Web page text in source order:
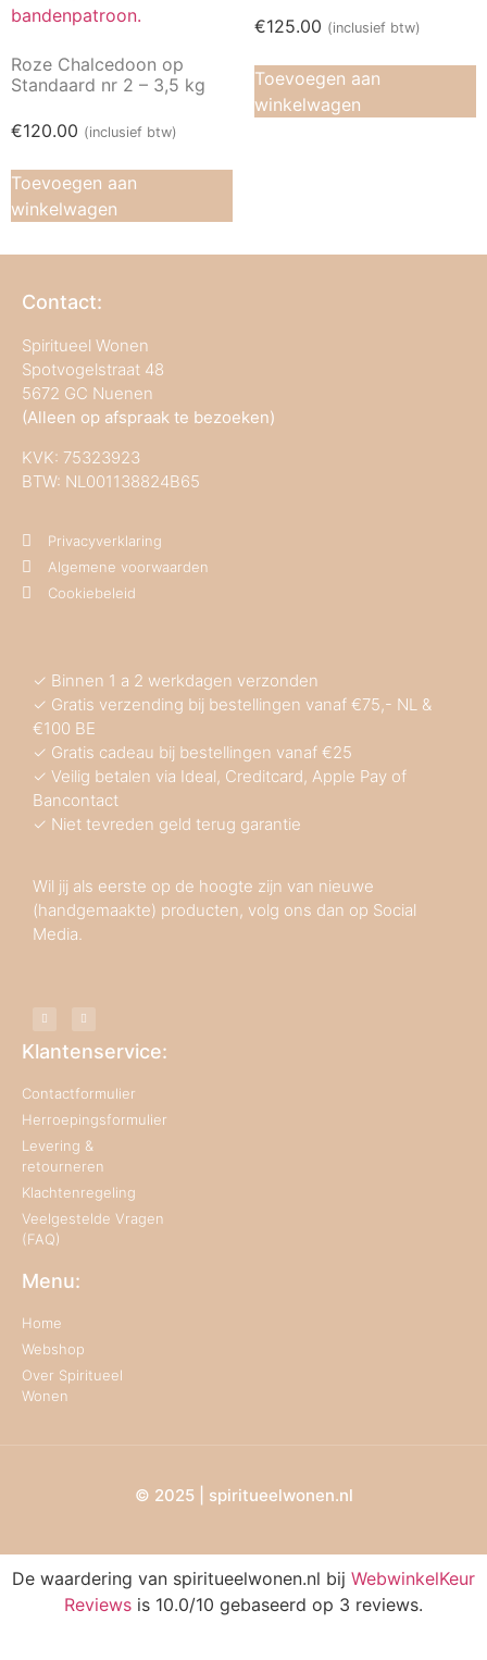
Roze Chalcedoon op
Standaard nr 2 – 3,5 kg
€120.00 (inclusief btw)
Toevoegen aan
winkelwagen
€125.00 (inclusief btw)
Toevoegen aan
winkelwagen
Contact:
Spiritueel Wonen
Spotvogelstraat 48
5672 GC Nuenen
(Alleen op afspraak te bezoeken)
KVK: 75323923
BTW: NL001138824B65
Privacyverklaring
Algemene voorwaarden
Cookiebeleid
✓ Binnen 1 a 2 werkdagen verzonden
✓ Gratis verzending bij bestellingen vanaf €75,- NL &
€100 BE
✓ Gratis cadeau bij bestellingen vanaf €25
✓ Veilig betalen via Ideal, Creditcard, Apple Pay of
Bancontact
✓ Niet tevreden geld terug garantie
Wil jij als eerste op de hoogte zijn van nieuwe
(handgemaakte) producten, volg ons dan op Social
Media.
Klantenservice:
Contactformulier
Herroepingsformulier
Levering &
retourneren
Klachtenregeling
Veelgestelde Vragen
(FAQ)
Menu:
Home
Webshop
Over Spiritueel
Wonen
© 2025 | spiritueelwonen.nl
De waardering van spiritueelwonen.nl bij WebwinkelKeur
Reviews is 10.0/10 gebaseerd op 3 reviews.